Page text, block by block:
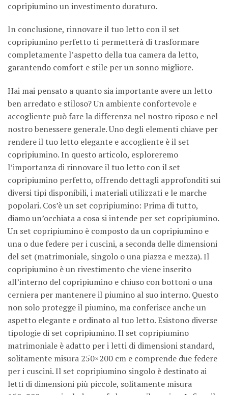
copripiumino un investimento duraturo.
In conclusione, rinnovare il tuo letto con il set
copripiumino perfetto ti permetterà di trasformare
completamente l’aspetto della tua camera da letto,
garantendo comfort e stile per un sonno migliore.
Hai mai pensato a quanto sia importante avere un letto
ben arredato e stiloso? Un ambiente confortevole e
accogliente può fare la differenza nel nostro riposo e nel
nostro benessere generale. Uno degli elementi chiave per
rendere il tuo letto elegante e accogliente è il set
copripiumino. In questo articolo, esploreremo
l’importanza di rinnovare il tuo letto con il set
copripiumino perfetto, offrendo dettagli approfonditi sui
diversi tipi disponibili, i materiali utilizzati e le marche
popolari. Cos’è un set copripiumino: Prima di tutto,
diamo un’occhiata a cosa si intende per set copripiumino.
Un set copripiumino è composto da un copripiumino e
una o due federe per i cuscini, a seconda delle dimensioni
del set (matrimoniale, singolo o una piazza e mezza). Il
copripiumino è un rivestimento che viene inserito
all’interno del copripiumino e chiuso con bottoni o una
cerniera per mantenere il piumino al suo interno. Questo
non solo protegge il piumino, ma conferisce anche un
aspetto elegante e ordinato al tuo letto. Esistono diverse
tipologie di set copripiumino. Il set copripiumino
matrimoniale è adatto per i letti di dimensioni standard,
solitamente misura 250×200 cm e comprende due federe
per i cuscini. Il set copripiumino singolo è destinato ai
letti di dimensioni più piccole, solitamente misura